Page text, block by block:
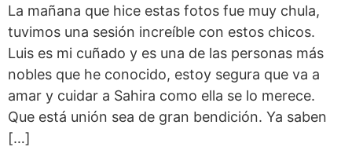
La mañana que hice estas fotos fue muy chula,
tuvimos una sesión increíble con estos chicos.
Luis es mi cuñado y es una de las personas más
nobles que he conocido, estoy segura que va a
amar y cuidar a Sahira como ella se lo merece.
Que está unión sea de gran bendición. Ya saben
[…]